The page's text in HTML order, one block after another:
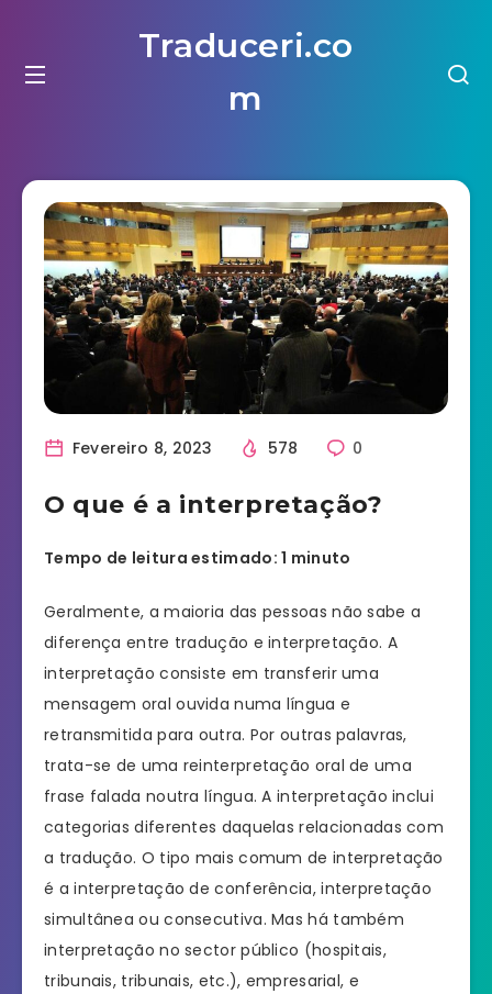
Traduceri.co
m
Fevereiro 8, 2023 578 0
O que é a interpretação?
Tempo de leitura estimado: 1 minuto
Geralmente, a maioria das pessoas não sabe a
diferença entre tradução e interpretação. A
interpretação consiste em transferir uma
mensagem oral ouvida numa língua e
retransmitida para outra. Por outras palavras,
trata-se de uma reinterpretação oral de uma
frase falada noutra língua. A interpretação inclui
categorias diferentes daquelas relacionadas com
a tradução. O tipo mais comum de interpretação
é a interpretação de conferência, interpretação
simultânea ou consecutiva. Mas há também
interpretação no sector público (hospitais,
tribunais, tribunais, etc.), empresarial, e